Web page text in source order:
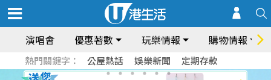
演唱會 優惠著數 玩樂情報 購物情報
熱門關鍵字： 公屋熱話 娛樂新聞 定期存款